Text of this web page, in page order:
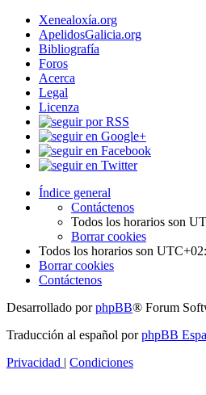
Xenealoxía.org
ApelidosGalicia.org
Bibliografía
Foros
Acerca
Legal
Licenza
Índice general
Contáctenos
Todos los horarios son
Borrar cookies
Todos los horarios son
Borrar cookies
Contáctenos
Desarrollado porphpBB® Forum
Traducción al español porphpBB
Privacidad | Condiciones